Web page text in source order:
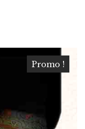
Promo !